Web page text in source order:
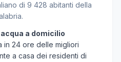
di 9 428 abitanti della
a domicilio
in 24 ore delle migliori
a casa dei residenti di